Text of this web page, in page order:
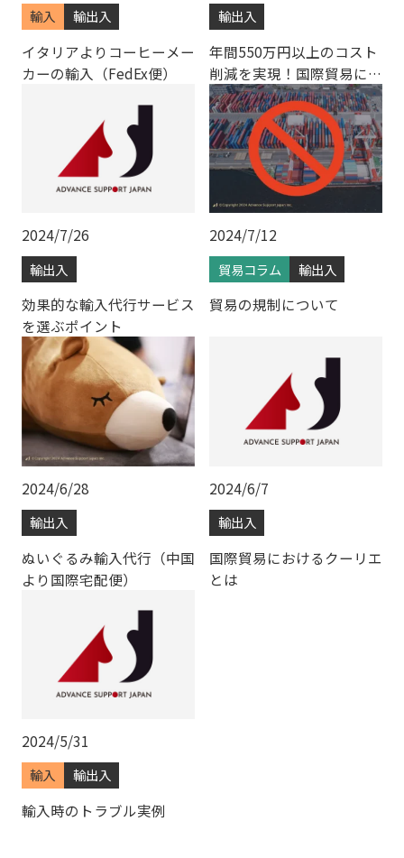
輸入 輸出入
イタリアよりコーヒーメー
カーの輸入（FedEx便）
輸出入
年間550万円以上のコスト
削減を実現！国際貿易にお
けるクーリエのメリットと
は
2024/7/26
輸出入
効果的な輸入代行サービス
を選ぶポイント
2024/7/12
貿易コラム 輸出入
貿易の規制について
2024/6/28
輸出入
ぬいぐるみ輸入代行（中国
より国際宅配便）
2024/6/7
輸出入
国際貿易におけるクーリエ
とは
2024/5/31
輸入 輸出入
輸入時のトラブル実例